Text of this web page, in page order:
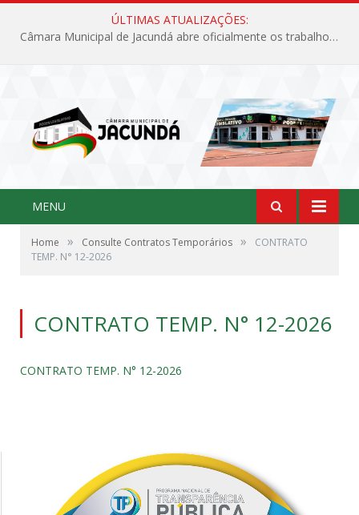
ÚLTIMAS ATUALIZAÇÕES:
Câmara Municipal de Jacundá abre oficialmente os trabalhos legislativos de 2026
MENU
Home » Consulte Contratos Temporários »
CONTRATO
TEMP. N° 12-2026
CONTRATO TEMP. N° 12-2026
CONTRATO TEMP. N° 12-2026